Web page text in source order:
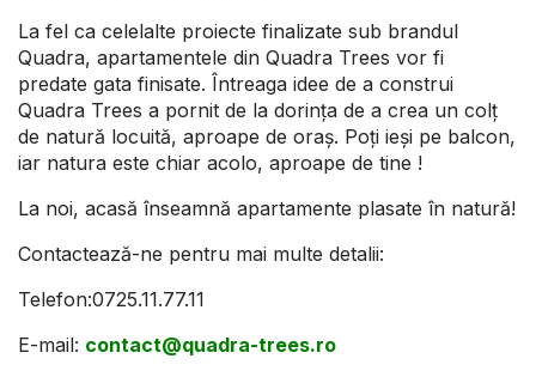
La fel ca celelalte proiecte finalizate sub brandul
Quadra, apartamentele din Quadra Trees vor fi
predate gata finisate. Întreaga idee de a construi
Quadra Trees a pornit de la dorința de a crea un colț
de natură locuită, aproape de oraș. Poţi ieşi pe balcon,
iar natura este chiar acolo, aproape de tine !
La noi, acasă înseamnă apartamente plasate în natură!
Contactează-ne pentru mai multe detalii:
Telefon:0725.11.77.11
E-mail: contact@quadra-trees.ro